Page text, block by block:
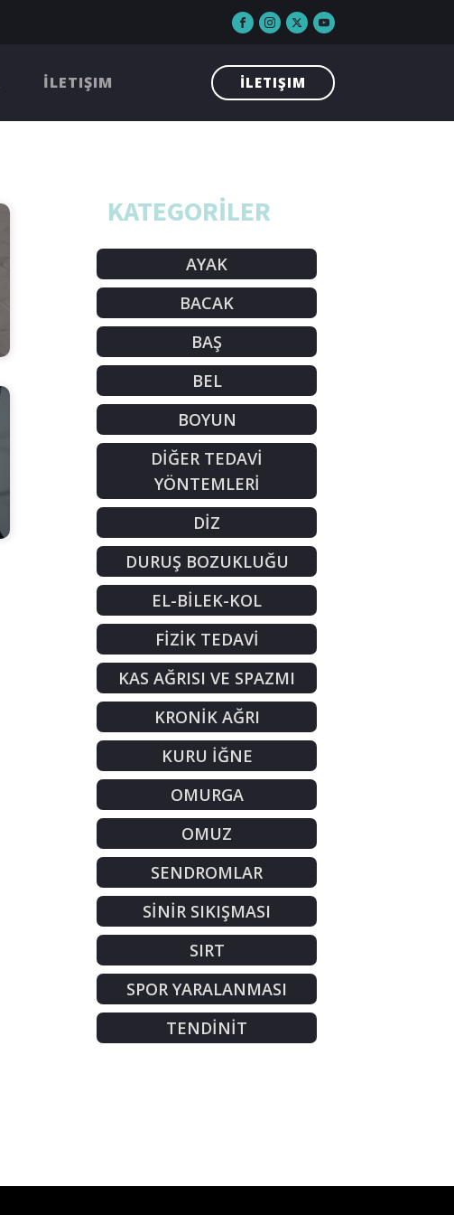
İLETIŞIM İLETIŞIM
KATEGORİLER
AYAK
BACAK
BAŞ
BEL
BOYUN
DİĞER TEDAVİ
YÖNTEMLERİ
DİZ
DURUŞ BOZUKLUĞU
EL-BİLEK-KOL
FİZİK TEDAVİ
KAS AĞRISI VE SPAZMI
KRONİK AĞRI
KURU İĞNE
OMURGA
OMUZ
SENDROMLAR
SİNİR SIKIŞMASI
SIRT
SPOR YARALANMASI
TENDİNİT